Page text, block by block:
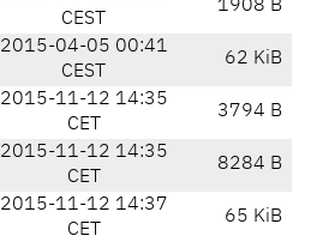
CEST
1908 B
2015-04-05 00:41
CEST
62 KiB
2015-11-12 14:35
CET
3794 B
2015-11-12 14:35
CET
8284 B
2015-11-12 14:37
CET
65 KiB